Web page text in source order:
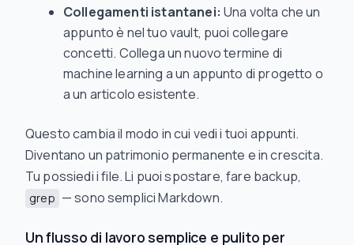
Collegamenti istantanei: Una volta che un
appunto è nel tuo vault, puoi collegare
concetti. Collega un nuovo termine di
machine learning a un appunto di progetto o
a un articolo esistente.
Questo cambia il modo in cui vedi i tuoi appunti.
Diventano un patrimonio permanente e in crescita.
Tu possiedi i file. Li puoi spostare, fare backup,
grep — sono semplici Markdown.
Un flusso di lavoro semplice e pulito per